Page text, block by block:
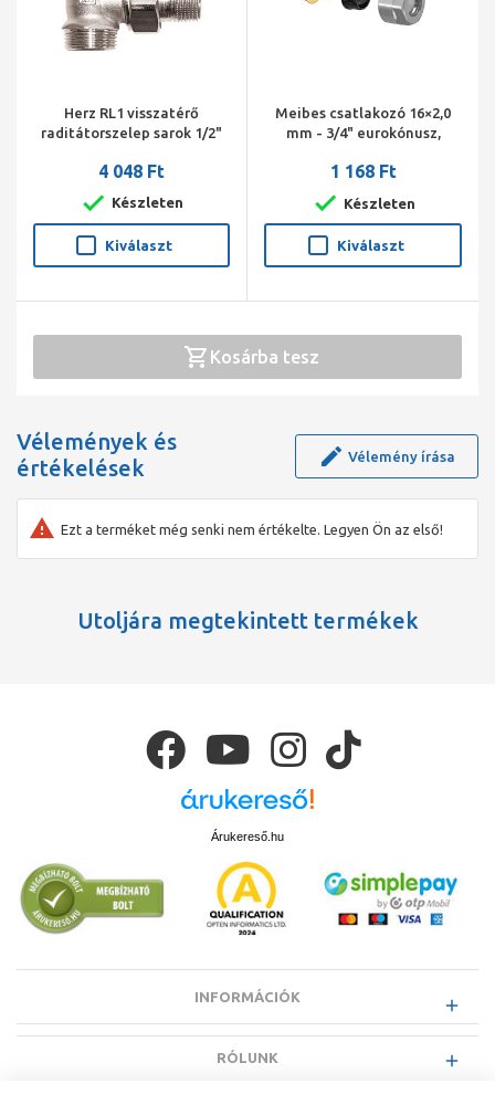
Herz RL1 visszatérő
raditátorszelep sarok 1/2"
4 048 Ft
Készleten
Kiválaszt
Meibes csatlakozó 16×2,0
mm - 3/4" eurokónusz,
db/doboz! )
1 168 Ft
Készleten
Kiválaszt
Kosárba tesz
Vélemények és
értékelések
Vélemény írása
Ezt a terméket még senki nem értékelte. Legyen Ön az első!
Utoljára megtekintett termékek
Árukereső.hu
INFORMÁCIÓK
RÓLUNK